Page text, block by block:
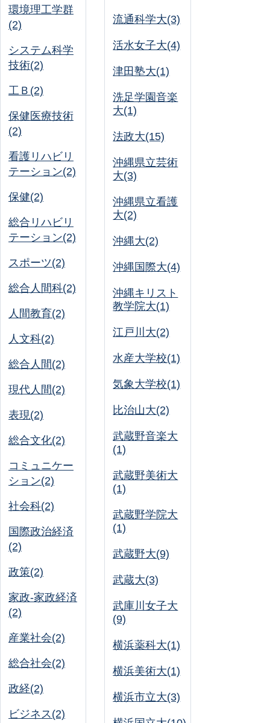
環境理工学群
(2)
システム科学
技術(2)
工Ｂ(2)
保健医療技術
(2)
看護リハビリ
テーション(2)
保健(2)
総合リハビリ
テーション(2)
スポーツ(2)
総合人間科(2)
人間教育(2)
人文科(2)
総合人間(2)
現代人間(2)
表現(2)
総合文化(2)
コミュニケー
ション(2)
社会科(2)
国際政治経済
(2)
政策(2)
家政-家政経済
(2)
産業社会(2)
総合社会(2)
政経(2)
ビジネス(2)
流通科学大(3)
活水女子大(4)
津田塾大(1)
洗足学園音楽
大(1)
法政大(15)
沖縄県立芸術
大(3)
沖縄県立看護
大(2)
沖縄大(2)
沖縄国際大(4)
沖縄キリスト
教学院大(1)
江戸川大(2)
水産大学校(1)
気象大学校(1)
比治山大(2)
武蔵野音楽大
(1)
武蔵野美術大
(1)
武蔵野学院大
(1)
武蔵野大(9)
武蔵大(3)
武庫川女子大
(9)
横浜薬科大(1)
横浜美術大(1)
横浜市立大(3)